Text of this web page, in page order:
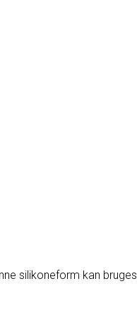
silikoneform kan